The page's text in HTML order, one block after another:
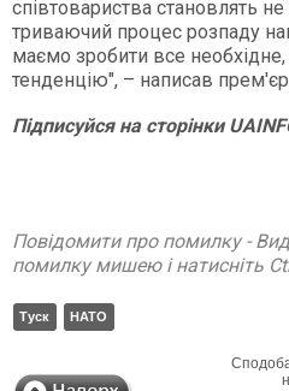
співтовариства становлять
триваючий процес розпаду
маємо зробити все
тенденцію", – написав
Підписуйсянасторінки
Повідомити про помилку -
помилку мишею і натисніть
Туск НАТО